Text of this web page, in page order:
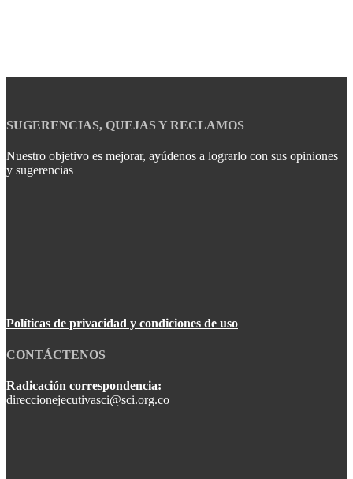
SUGERENCIAS, QUEJAS Y RECLAMOS
Nuestro objetivo es mejorar, ayúdenos a lograrlo con sus opiniones
y sugerencias
Políticas de privacidad y condiciones de uso
CONTÁCTENOS
Radicación correspondencia:
direccionejecutivasci@sci.org.co